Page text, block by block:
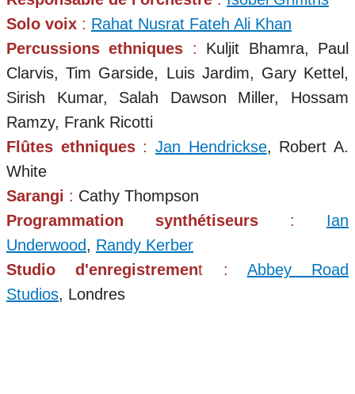
Solo voix : Rahat Nusrat Fateh Ali Khan
Percussions ethniques : Kuljit Bhamra, Paul
Clarvis, Tim Garside, Luis Jardim, Gary Kettel,
Sirish Kumar, Salah Dawson Miller, Hossam
Ramzy, Frank Ricotti
Flûtes ethniques: Jan Hendrickse, Robert A.
White
Sarangi : Cathy Thompson
Programmation synthétiseurs :
Ian
Underwood, Randy Kerber
Studio d'enregistrement :
Abbey Road
Studios, Londres